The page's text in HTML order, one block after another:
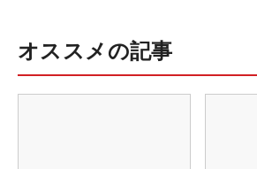
オススメの記事